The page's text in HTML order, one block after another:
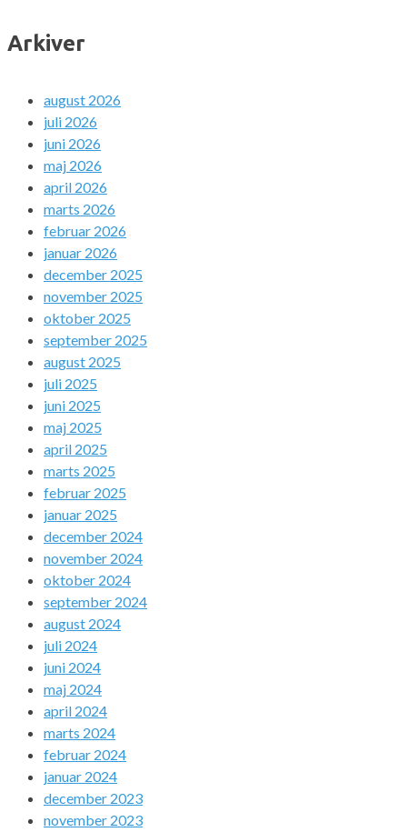
Arkiver
august 2026
juli 2026
juni 2026
maj 2026
april 2026
marts 2026
februar 2026
januar 2026
december 2025
november 2025
oktober 2025
september 2025
august 2025
juli 2025
juni 2025
maj 2025
april 2025
marts 2025
februar 2025
januar 2025
december 2024
november 2024
oktober 2024
september 2024
august 2024
juli 2024
juni 2024
maj 2024
april 2024
marts 2024
februar 2024
januar 2024
december 2023
november 2023